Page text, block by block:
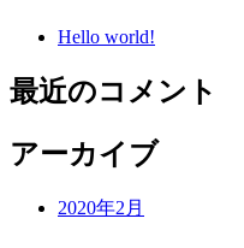
Hello world!
最近のコメント
アーカイブ
2020年2月